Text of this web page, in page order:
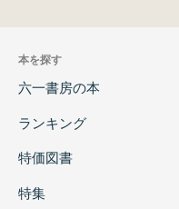
本を探す
六一書房の本
ランキング
特価図書
特集